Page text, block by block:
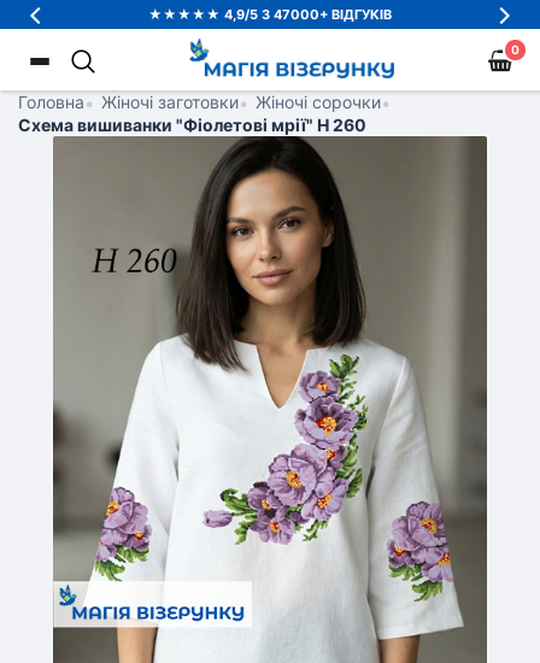
★★★★★ 4,9/5 З 47000+ ВІДГУКІВ
0
Головна• Жіночі заготовки• Жіночі сорочки•
Схема вишиванки "Фіолетові мрії" Н 260